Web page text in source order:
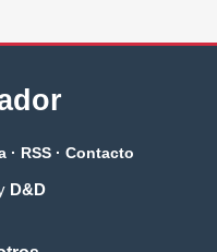
· RSS · Contacto
D&D